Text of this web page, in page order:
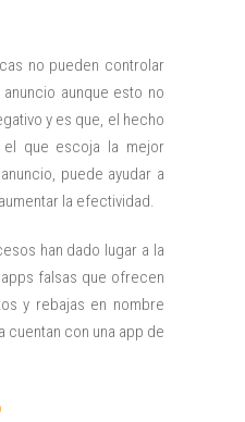
no pueden controlar
aunque esto no
y es que, el hecho
que escoja la mejor
puede ayudar a
la efectividad.
han dado lugar a la
falsas que ofrecen
y rebajas en nombre
cuentan con una app de